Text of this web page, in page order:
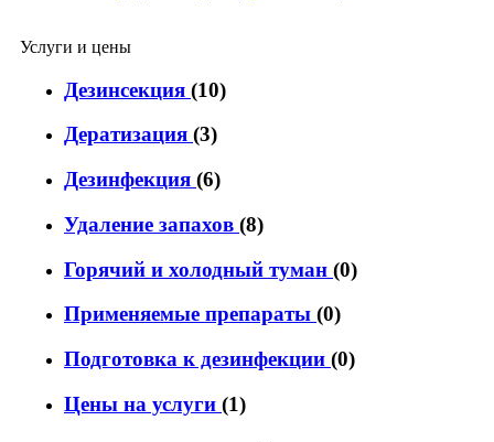
Услуги и цены
Дезинсекция (10)
Дератизация (3)
Дезинфекция (6)
Удаление запахов (8)
Горячий и холодный туман (0)
Применяемые препараты (0)
Подготовка к дезинфекции (0)
Цены на услуги (1)